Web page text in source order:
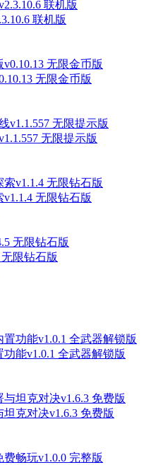
联机版
无限金币版
无限提示版
无限钻石版
限钻石版
能v1.0.1 全武器解锁版
克对决v1.6.3 免费版